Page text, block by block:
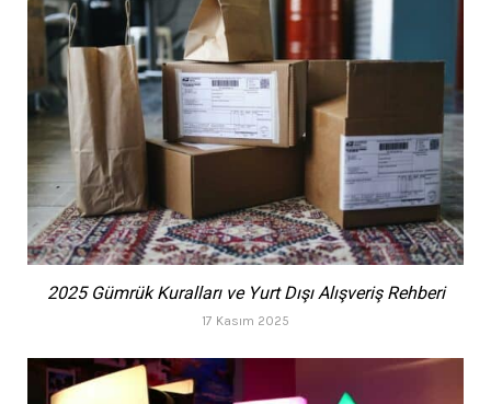
2025 Gümrük Kuralları ve Yurt Dışı Alışveriş Rehberi
17 Kasım 2025